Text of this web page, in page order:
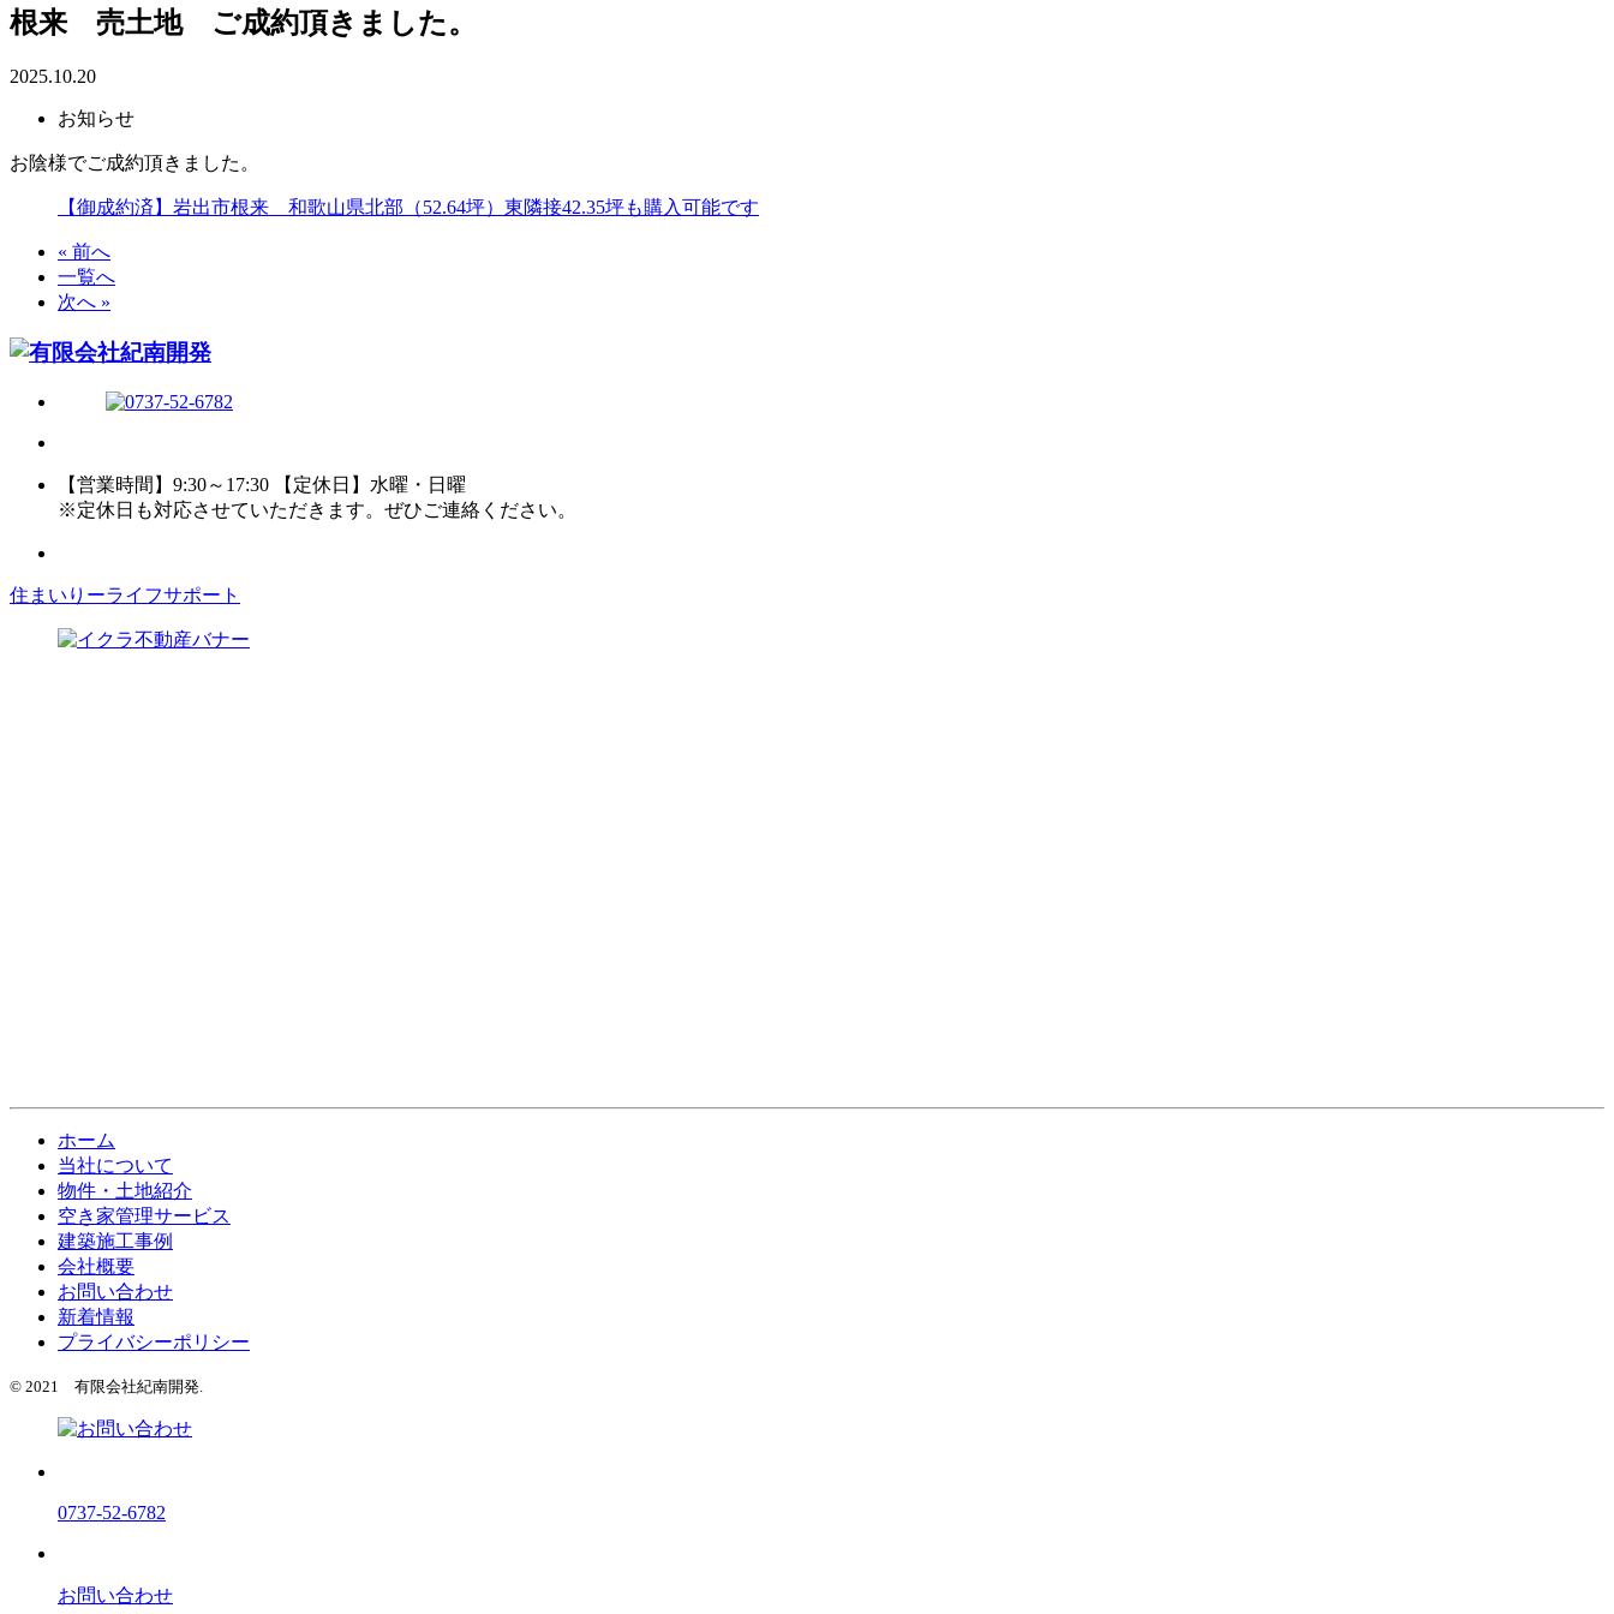
根来 売土地 ご成約頂きました。
2025.10.20
お知らせ
お陰様でご成約頂きました。
【御成約済】岩出市根来 和歌山県北部（52.64坪）東隣接42.35坪も購入可能です
« 前へ
一覧へ
次へ »
【営業時間】9:30～17:30 【定休日】水曜・日曜
※定休日も対応させていただきます。ぜひご連絡ください。
住まいりーライフサポート
ホーム
当社について
物件・土地紹介
空き家管理サービス
建築施工事例
会社概要
お問い合わせ
新着情報
プライバシーポリシー
© 2021 有限会社紀南開発.
0737-52-6782
お問い合わせ